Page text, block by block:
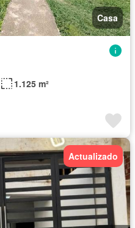
Casa
1.125 m²
Actualizado